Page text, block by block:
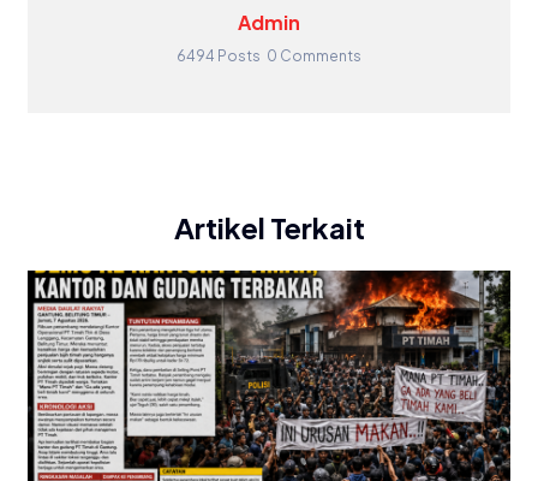
Admin
6494 Posts 0 Comments
Artikel Terkait